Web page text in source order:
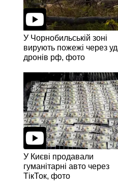
У Чорнобильській зоні
вирують пожежі через
дронів рф, фото
У Києві продавали
гуманітарні авто через
ТікТок, фото